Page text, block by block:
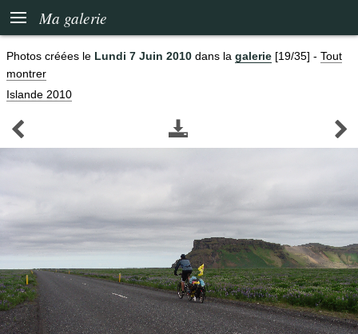
 Ma galerie
Photos créées le Lundi 7 Juin 2010 dans la galerie [19/35] - Tout
montrer
Islande 2010
  